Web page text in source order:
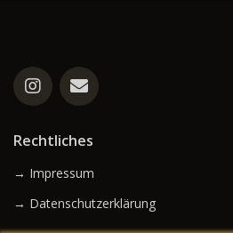
Rechtliches
→ Impressum
→ Datenschutzerklärung